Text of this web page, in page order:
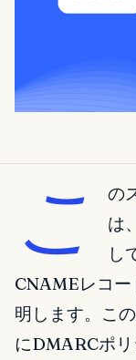
こ
の
は
し
CNAMEレコ
明します。こ
にDMARCポ